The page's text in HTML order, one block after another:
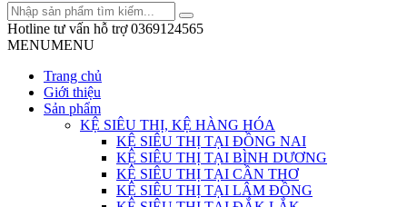
Hotline tư vấn hỗ trợ 0369124565
MENUMENU
Trang chủ
Giới thiệu
Sản phẩm
KỆ SIÊU THỊ, KỆ HÀNG HÓA
KỆ SIÊU THỊ TẠI ĐỒNG NAI
KỆ SIÊU THỊ TẠI BÌNH DƯƠNG
KỆ SIÊU THỊ TẠI CẦN THƠ
KỆ SIÊU THỊ TẠI LÂM ĐỒNG